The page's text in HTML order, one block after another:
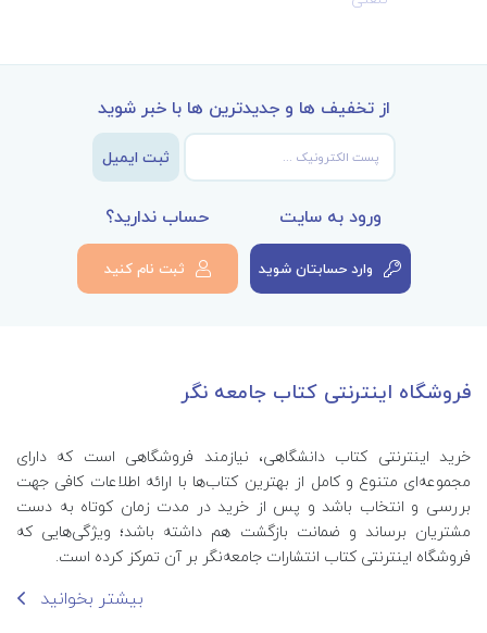
از تخفیف ها و جدیدترین ها با خبر شوید
ثبت ایمیل
ورود به سایت
وارد حسابتان شوید
حساب ندارید؟
ثبت نام کنید
فروشگاه اینترنتی کتاب جامعه نگر
خرید اینترنتی کتاب‌ دانشگاهی، نیازمند فروشگاهی است که دارای
مجموعه‌ای متنوع و کامل از بهترین کتاب‌ها با ارائه اطلاعات کافی جهت
بررسی و انتخاب باشد و پس از خرید در مدت زمان کوتاه به دست
مشتریان برساند و ضمانت بازگشت هم داشته باشد؛ ویژگی‌هایی که
فروشگاه اینترنتی کتاب انتشارات جامعه‌نگر بر آن تمرکز کرده است.
بیشتر بخوانید